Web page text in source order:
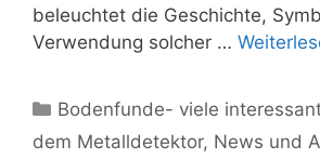
beleuchtet die Geschichte,
Verwendung solcher …
Kategorien
Bodenfunde- viele
dem Metalldetektor, News und